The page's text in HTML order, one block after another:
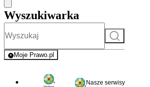
Wyszukiwarka
Szukaj
Moje Prawo.pl
- rejestracja i logowanie do serwisu
Nasze serwisy